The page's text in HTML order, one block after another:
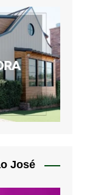
José